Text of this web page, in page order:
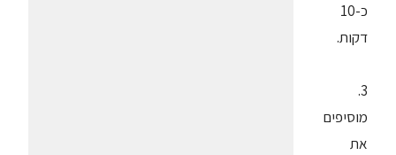
כ-10
דקות.
3.
מוסיפים
את